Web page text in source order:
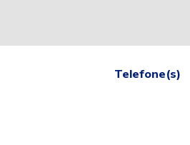
Telefone(s)